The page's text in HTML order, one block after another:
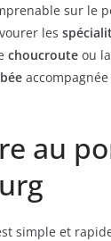
sur le
les
choucroute ou
au
simple et